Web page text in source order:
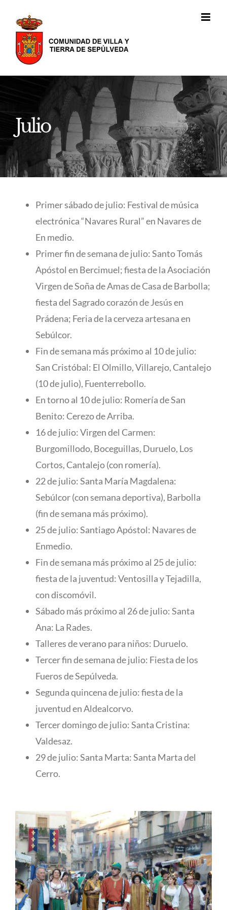
contenido
Julio
Primer sábado de julio: Festival de música
electrónica “Navares Rural” en Navares de
En medio.
Primer fin de semana de julio: Santo Tomás
Apóstol en Bercimuel; fiesta de la Asociación
Virgen de Soña de Amas de Casa de Barbolla;
fiesta del Sagrado corazón de Jesús en
Prádena; Feria de la cerveza artesana en
Sebúlcor.
Fin de semana más próximo al 10 de julio:
San Cristóbal: El Olmillo, Villarejo, Cantalejo
(10 de julio), Fuenterrebollo.
En torno al 10 de julio: Romería de San
Benito: Cerezo de Arriba.
16 de julio: Virgen del Carmen:
Burgomillodo, Boceguillas, Duruelo, Los
Cortos, Cantalejo (con romería).
22 de julio: Santa María Magdalena:
Sebúlcor (con semana deportiva), Barbolla
(fin de semana más próximo).
25 de julio: Santiago Apóstol: Navares de
Enmedio.
Fin de semana más próximo al 25 de julio:
fiesta de la juventud: Ventosilla y Tejadilla,
con discomóvil.
Sábado más próximo al 26 de julio: Santa
Ana: La Rades.
Talleres de verano para niños: Duruelo.
Tercer fin de semana de julio: Fiesta de los
Fueros de Sepúlveda.
Segunda quincena de julio: fiesta de la
juventud en Aldealcorvo.
Tercer domingo de julio: Santa Cristina:
Valdesaz.
29 de julio: Santa Marta: Santa Marta del
Cerro.